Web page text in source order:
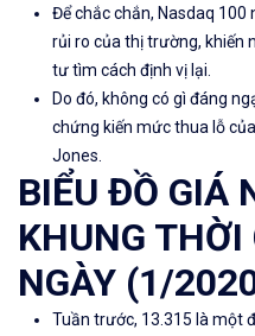
Để chắc chắn, Nasdaq
rủi ro của thị trường, khiến
tư tìm cách định vị lại.
Do đó, không có gì đáng
chứng kiến ​​mức thua lỗ
Jones.
BIỂU ĐỒ GIÁ
KHUNG
NGÀY (1/
Tuần trước, 13.315 là một